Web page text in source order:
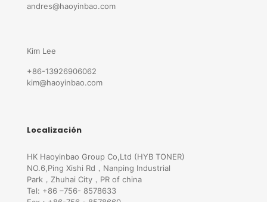
andres@haoyinbao.com
Kim Lee
+86-13926906062
kim@haoyinbao.com
Localización
HK Haoyinbao Group Co,Ltd (HYB TONER)
NO.6,Ping Xishi Rd，Nanping Industrial
Park，Zhuhai City，PR of china
Tel: +86 –756- 8578633